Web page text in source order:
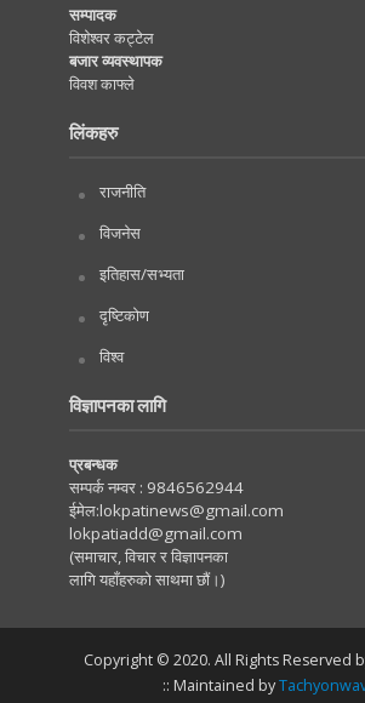
सम्पादक
विशेश्वर कट्टेल
बजार व्यवस्थापक
विवश काफ्ले
लिंकहरु
राजनीति
विजनेस
इतिहास/सभ्यता
दृष्टिकोण
विश्व
विज्ञापनका लागि
प्रबन्धक
सम्पर्क नम्वर : 9846562944
ईमेल:lokpatinews@gmail.com
lokpatiadd@gmail.com
(समाचार, विचार र विज्ञापनका
लागि यहाँहरुको साथमा छौं।)
Copyright © 2020. All Rights Reserved
:: Maintained by